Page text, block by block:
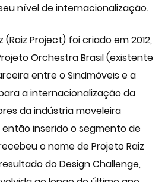
nível de internacionalização.
(Raiz Project) foi criado em 2012,
Orchestra Brasil (existente
entre o Sindmóveis e a
a internacionalização da
da indústria moveleira
então inserido o segmento de
o nome de Projeto Raiz
do Design Challenge,